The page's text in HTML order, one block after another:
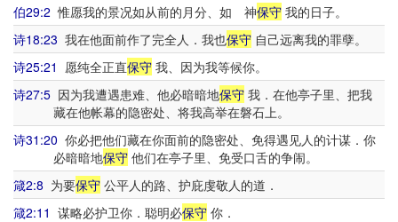
伯29:2 惟愿我的景况如从前的月分、如 神保守 我的日子。
诗18:23 我在他面前作了完全人．我也保守 自己远离我的罪孽。
诗25:21 愿纯全正直保守 我、因为我等候你。
诗27:5 因为我遭遇患难、他必暗暗地保守 我．在他亭子里、把我
藏在他帐幕的隐密处、将我高举在磐石上。
诗31:20 你必把他们藏在你面前的隐密处、免得遇见人的计谋．你
必暗暗地保守他们在亭子里、免受口舌的争闹。
箴2:8 为要保守 公平人的路、护庇虔敬人的道．
箴2:11 谋略必护卫你．聪明必保守 你．